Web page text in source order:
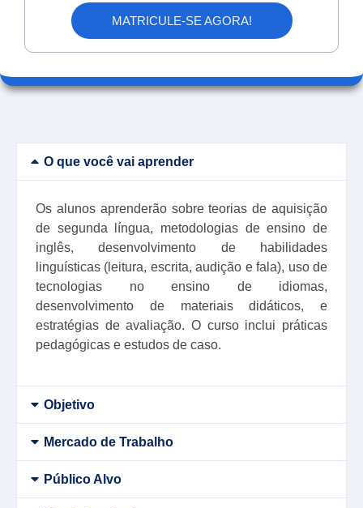
MATRICULE-SE AGORA!
O que você vai aprender
Os alunos aprenderão sobre teorias de aquisição
de segunda língua, metodologias de ensino de
inglês, desenvolvimento de habilidades
linguísticas (leitura, escrita, audição e fala), uso de
tecnologias no ensino de idiomas,
desenvolvimento de materiais didáticos, e
estratégias de avaliação. O curso inclui práticas
pedagógicas e estudos de caso.
Objetivo
Mercado de Trabalho
Público Alvo